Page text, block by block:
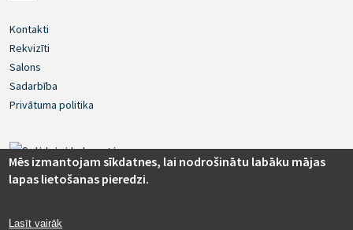
Kontakti
Rekvizīti
Salons
Sadarbība
Privātuma politika
Mēs izmantojam sīkdatnes, lai nodrošinātu labāku mājas
lapas lietošanas pieredzi.
Lasīt vairāk